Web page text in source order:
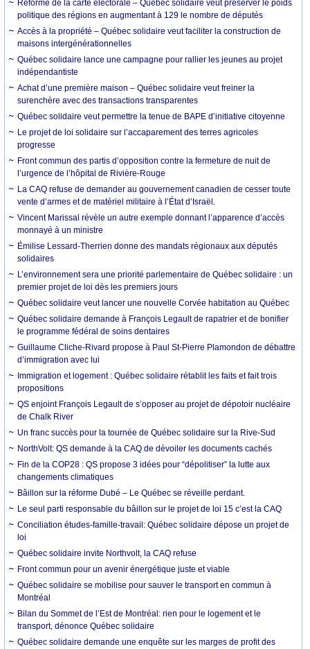
Réforme de la carte électorale – Québec solidaire veut préserver le poids
politique des régions en augmentant à 129 le nombre de députés
Accès à la propriété – Québec solidaire veut faciliter la construction de
maisons intergénérationnelles
Québec solidaire lance une campagne pour rallier les jeunes au projet
indépendantiste
Achat d’une première maison – Québec solidaire veut freiner la
surenchère avec des transactions transparentes
Québec solidaire veut permettre la tenue de BAPE d’initiative citoyenne
Le projet de loi solidaire sur l’accaparement des terres agricoles
progresse
Front commun des partis d’opposition contre la fermeture de nuit de
l’urgence de l’hôpital de Rivière-Rouge
La CAQ refuse de demander au gouvernement canadien de cesser toute
vente d’armes et de matériel militaire à l’État d’Israël.
Vincent Marissal révèle un autre exemple donnant l’apparence d’accès
monnayé à un ministre
Émilise Lessard-Therrien donne des mandats régionaux aux députés
solidaires
L’environnement sera une priorité parlementaire de Québec solidaire : un
premier projet de loi dès les premiers jours
Québec solidaire veut lancer une nouvelle Corvée habitation au Québec
Québec solidaire demande à François Legault de rapatrier et de bonifier
le programme fédéral de soins dentaires
Guillaume Cliche-Rivard propose à Paul St-Pierre Plamondon de débattre
d’immigration avec lui
Immigration et logement : Québec solidaire rétablit les faits et fait trois
propositions
QS enjoint François Legault de s’opposer au projet de dépotoir nucléaire
de Chalk River
Un franc succès pour la tournée de Québec solidaire sur la Rive-Sud
NorthVolt: QS demande à la CAQ de dévoiler les documents cachés
Fin de la COP28 : QS propose 3 idées pour “dépolitiser” la lutte aux
changements climatiques
Bâillon sur la réforme Dubé – Le Québec se réveille perdant.
Le seul parti responsable du bâillon sur le projet de loi 15 c’est la CAQ
Conciliation études-famille-travail: Québec solidaire dépose un projet de
loi
Québec solidaire invite Northvolt, la CAQ refuse
Front commun pour un avenir énergétique juste et viable
Québec solidaire se mobilise pour sauver le transport en commun à
Montréal
Bilan du Sommet de l’Est de Montréal: rien pour le logement et le
transport, dénonce Québec solidaire
Québec solidaire demande une enquête sur les marges de profit des